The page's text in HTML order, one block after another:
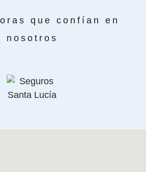
que confían en
nosotros